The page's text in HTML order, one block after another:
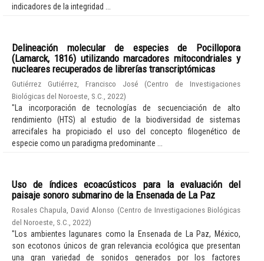
indicadores de la integridad ...
Delineación molecular de especies de Pocillopora
(Lamarck, 1816) utilizando marcadores mitocondriales y
nucleares recuperados de librerías transcriptómicas
Gutiérrez Gutiérrez, Francisco José (Centro de Investigaciones
Biológicas del Noroeste, S.C.
2022)
"La incorporación de tecnologías de secuenciación de alto
rendimiento (HTS) al estudio de la biodiversidad de sistemas
arrecifales ha propiciado el uso del concepto filogenético de
especie como un paradigma predominante ...
Uso de índices ecoacústicos para la evaluación del
paisaje sonoro submarino de la Ensenada de La Paz
Rosales Chapula, David Alonso (Centro de Investigaciones Biológicas
del Noroeste, S.C.
2022)
"Los ambientes lagunares como la Ensenada de La Paz, México,
son ecotonos únicos de gran relevancia ecológica que presentan
una gran variedad de sonidos generados por los factores